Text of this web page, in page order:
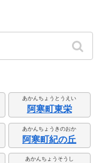
あかんちょうとうえい
阿寒町東栄
あかんちょうきのおか
阿寒町紀の丘
あかんちょうそうし